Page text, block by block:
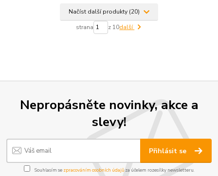
Načíst další produkty (20)
strana z 10další
Nepropásněte novinky, akce a
slevy!
Přihlásit se
Souhlasím se zpracováním osobních údajůza účelem rozesílky newsletteru.